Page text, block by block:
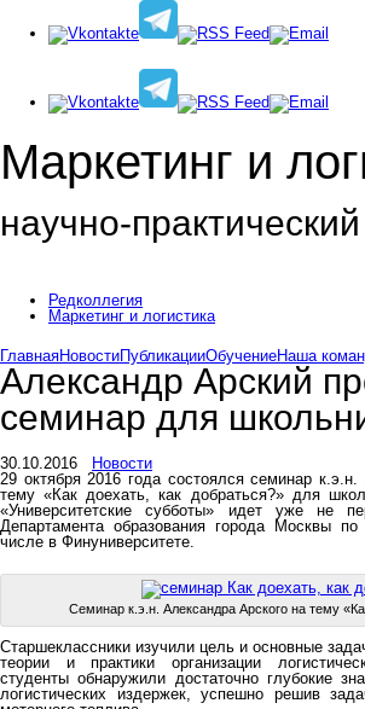
Маркетинг и
научно-
Редколлегия
Маркетинг и логистика
ГлавнаяНовостиПубликацииОбучениеНаша
Александр Арский
семинар для
30.10.2016
Новости
29 октября 2016 года состоялся семинар
тему «Как доехать, как добраться?» для
«Университетские субботы» идет уже не
Департамента образования города Москвы
числе в Финуниверситете.
Семинар к.э.н. Александра Арского на тему
Старшеклассники изучили цель и основные
теории и практики организации
студенты обнаружили достаточно глубокие
логистических издержек, успешно решив